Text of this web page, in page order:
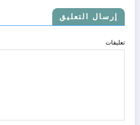
إرسال التعليق
تعليقات